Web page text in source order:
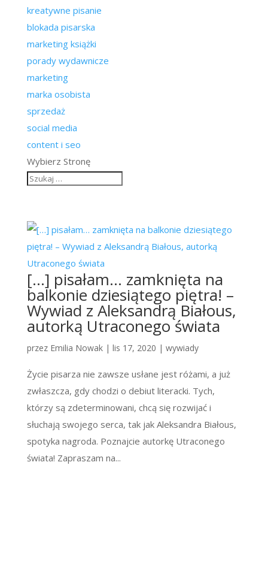
kreatywne pisanie
blokada pisarska
marketing książki
porady wydawnicze
marketing
marka osobista
sprzedaż
social media
content i seo
Wybierz Stronę
[…] pisałam… zamknięta na
balkonie dziesiątego piętra! –
Wywiad z Aleksandrą Białous,
autorką Utraconego świata
przez Emilia Nowak| lis 17, 2020 | wywiady
Życie pisarza nie zawsze usłane jest różami, a już
zwłaszcza, gdy chodzi o debiut literacki. Tych,
którzy są zdeterminowani, chcą się rozwijać i
słuchają swojego serca, tak jak Aleksandra Białous,
spotyka nagroda. Poznajcie autorkę Utraconego
świata! Zapraszam na...